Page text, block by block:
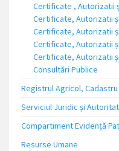
Certificate , Autorizatii
Certificate, Autorizatii
Certificate, Autorizatii
Certificate, Autorizatii
Certificate, Autorizatii
Consultări Publice
Registrul Agricol, Cadastru
Serviciul Juridic și
Compartiment Evidență
Resurse Umane